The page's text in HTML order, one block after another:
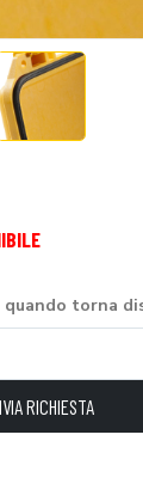
torna
RICHIESTA